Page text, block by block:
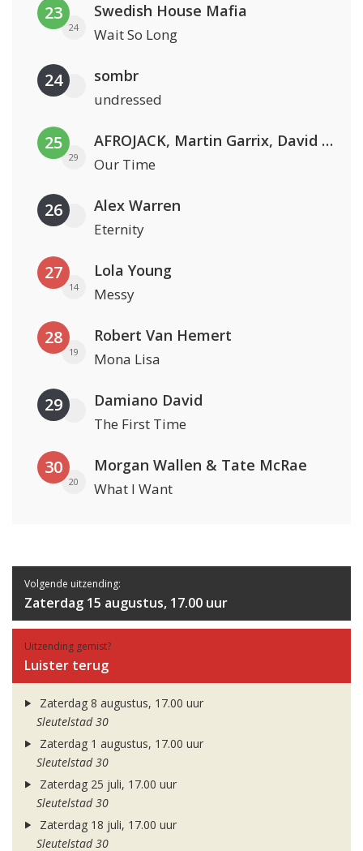
23
24
Swedish House Mafia
Wait So Long
24 sombr
undressed
25
29
AFROJACK, Martin Garrix, David Guetta & Amél
Our Time
26 Alex Warren
Eternity
27
14
Lola Young
Messy
28
19
Robert Van Hemert
Mona Lisa
29 Damiano David
The First Time
30
20
Morgan Wallen & Tate McRae
What I Want
Volgende uitzending:
Zaterdag 15 augustus, 17.00 uur
Uitzending gemist?
Luister terug
Zaterdag 8 augustus, 17.00 uur
Sleutelstad 30
Zaterdag 1 augustus, 17.00 uur
Sleutelstad 30
Zaterdag 25 juli, 17.00 uur
Sleutelstad 30
Zaterdag 18 juli, 17.00 uur
Sleutelstad 30